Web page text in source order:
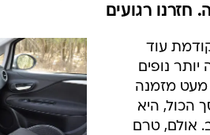
חזרנו רגועים
עוד
יותר נופים
מזמנה
הכול, היא
אולם, טרם